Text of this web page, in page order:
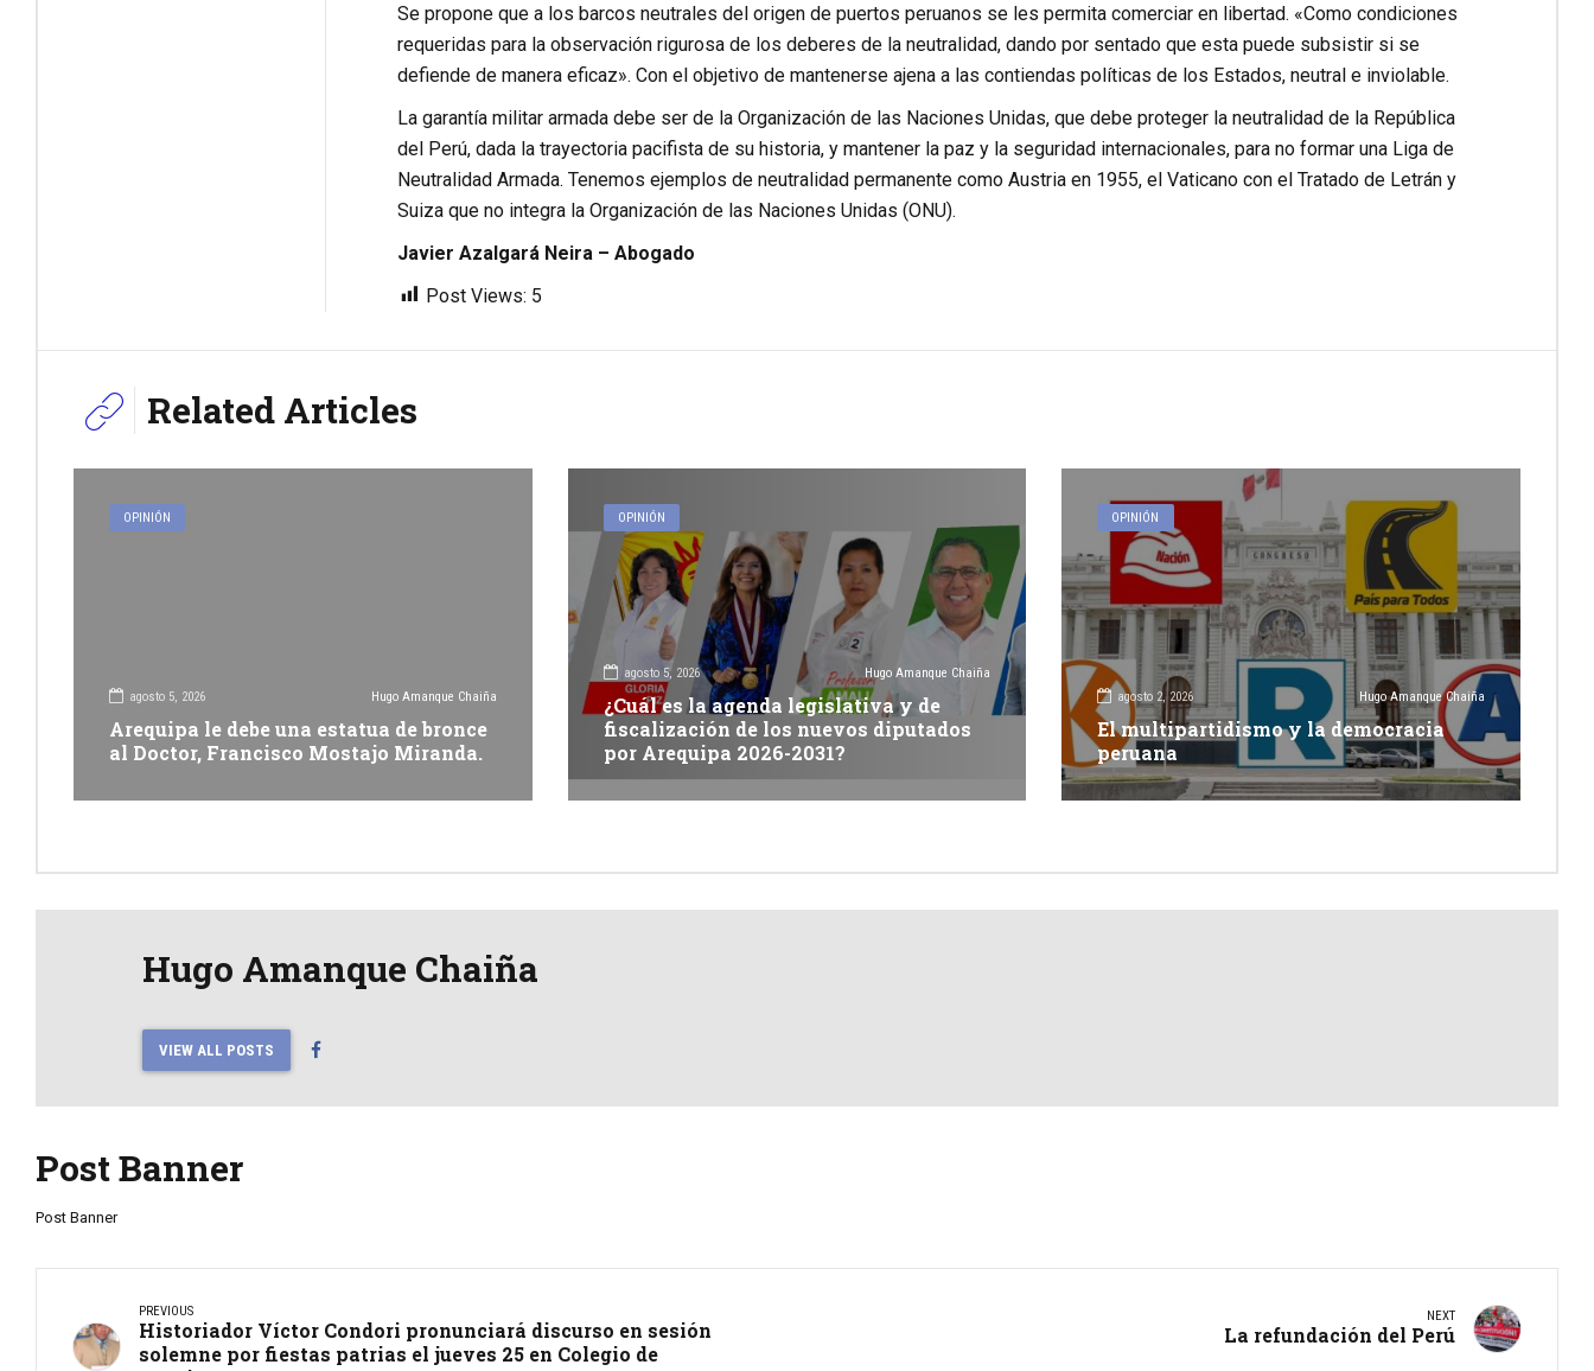
Se propone que a los barcos neutrales del origen de puertos peruanos se les permita comerciar en libertad. «Como condiciones
requeridas para la observación rigurosa de los deberes de la neutralidad, dando por sentado que esta puede subsistir si se
defiende de manera eficaz». Con el objetivo de mantenerse ajena a las contiendas políticas de los Estados, neutral e inviolable.
La garantía militar armada debe ser de la Organización de las Naciones Unidas, que debe proteger la neutralidad de la República
del Perú, dada la trayectoria pacifista de su historia, y mantener la paz y la seguridad internacionales, para no formar una Liga de
Neutralidad Armada. Tenemos ejemplos de neutralidad permanente como Austria en 1955, el Vaticano con el Tratado de Letrán y
Suiza que no integra la Organización de las Naciones Unidas (ONU).
Javier Azalgará Neira – Abogado
Post Views: 5
Related Articles
OPINIÓN
agosto 5, 2026 Hugo Amanque Chaiña
Arequipa le debe una estatua de bronce
al Doctor, Francisco Mostajo Miranda.
OPINIÓN
agosto 5, 2026 Hugo Amanque Chaiña
¿Cuál es la agenda legislativa y de
fiscalización de los nuevos diputados
por Arequipa 2026-2031?
OPINIÓN
agosto 2, 2026 Hugo Amanque Chaiña
El multipartidismo y la democracia
peruana
Hugo Amanque Chaiña
VIEW ALL POSTS
Post Banner
Post Banner
PREVIOUS
Historiador Víctor Condori pronunciará discurso en sesión
solemne por fiestas patrias el jueves 25 en Colegio de
NEXT
La refundación del Perú